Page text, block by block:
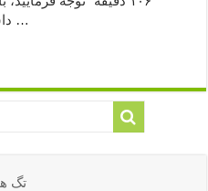
داستان فیلم لو برود.” در این روزها …
تگ